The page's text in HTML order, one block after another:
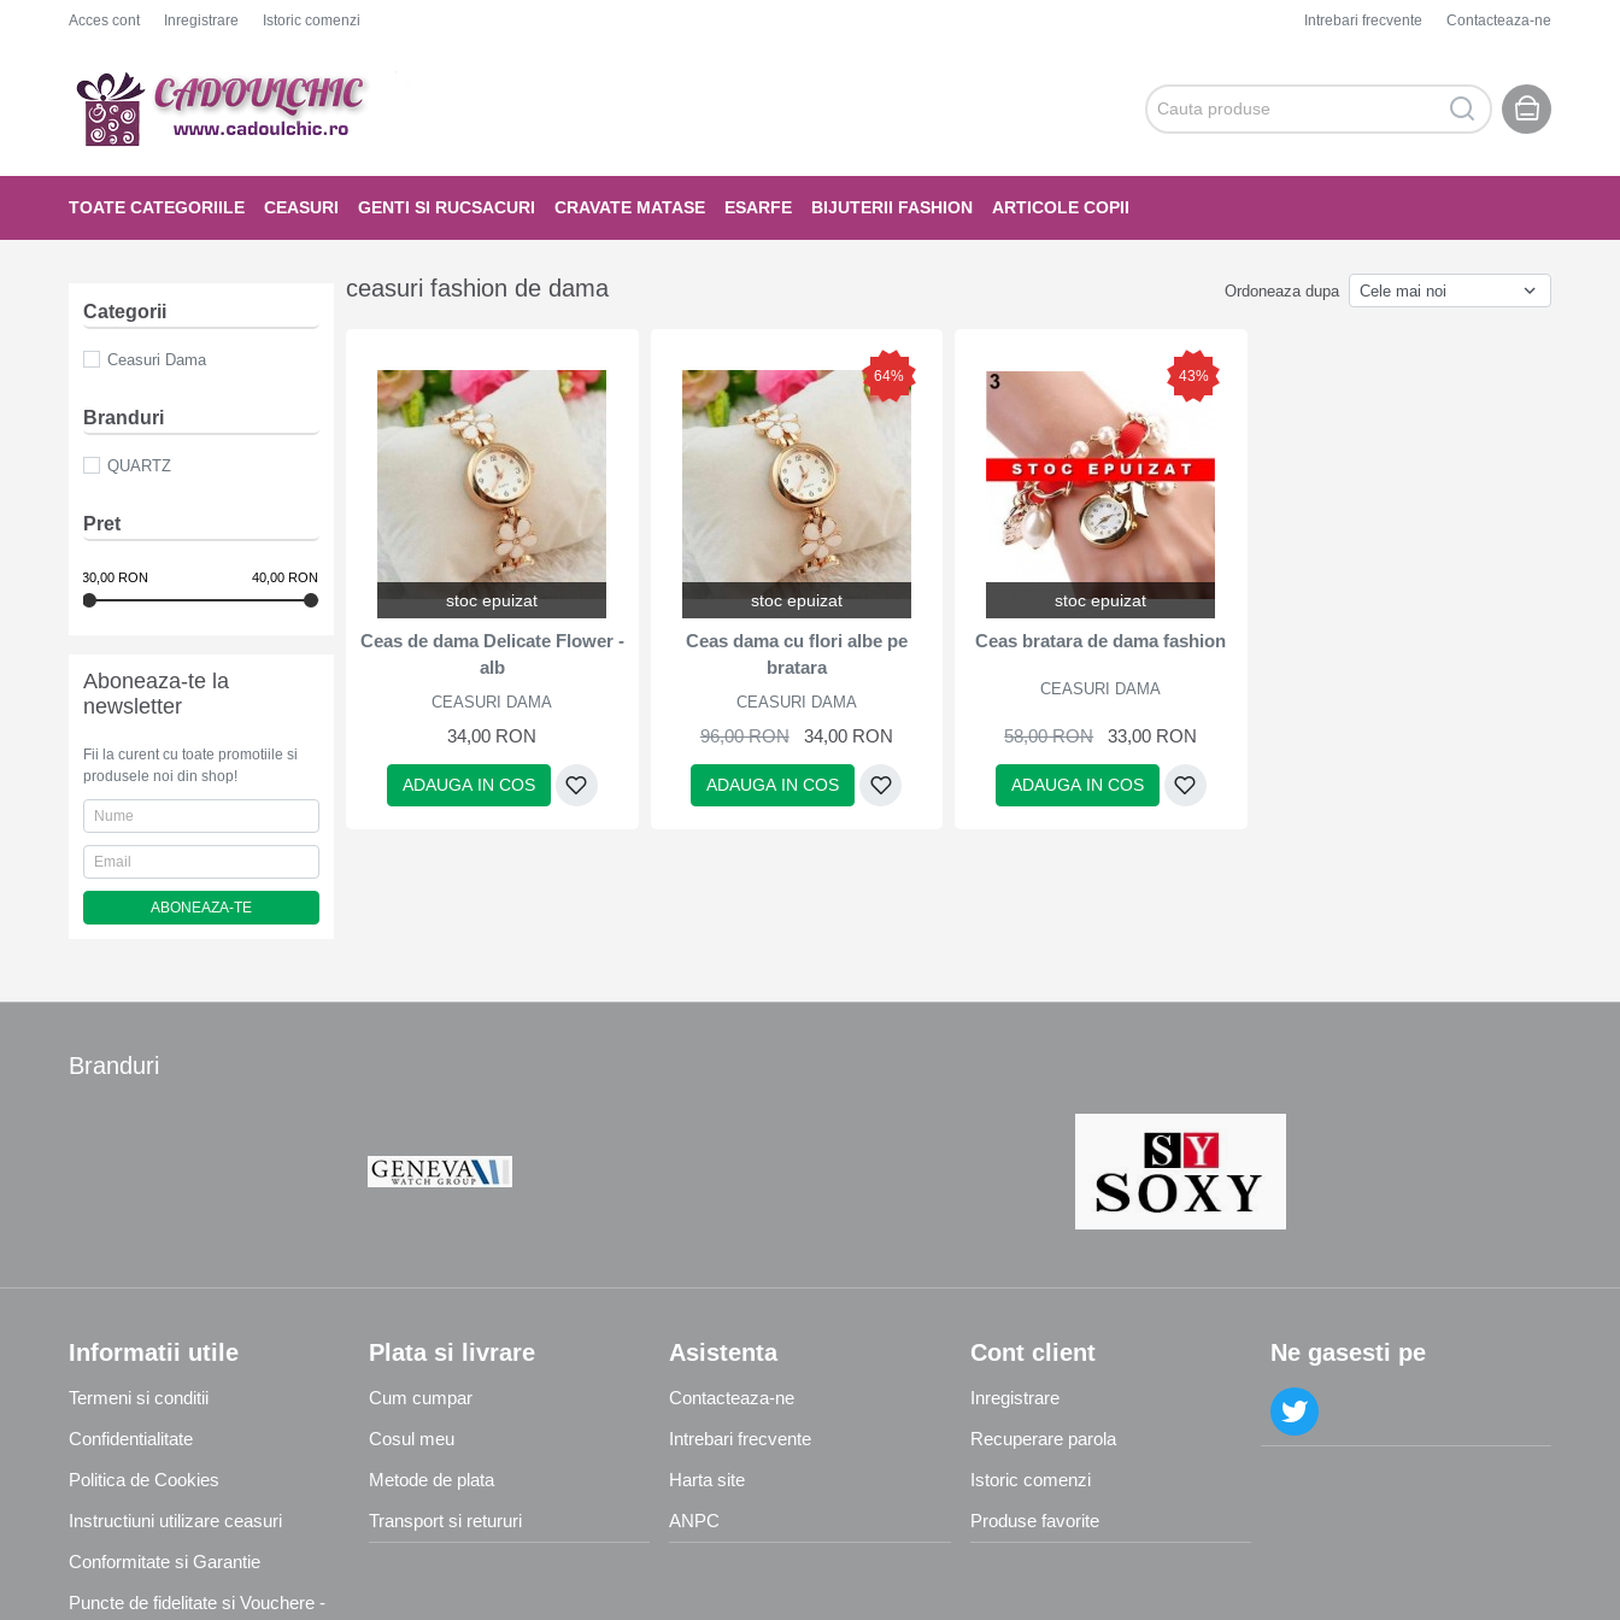
Acces cont Inregistrare Istoric comenzi Intrebari frecvente Contacteaza-ne
TOATE CATEGORIILE CEASURI GENTI SI RUCSACURI CRAVATE MATASE ESARFE BIJUTERII FASHION ARTICOLE COPII
Categorii
Ceasuri Dama
Branduri
QUARTZ
Pret
30,00 RON 40,00 RON
Aboneaza-te la
newsletter
Fii la curent cu toate promotiile si
produsele noi din shop!
ABONEAZA-TE
ceasuri fashion de dama Ordoneaza dupa
stoc epuizat
Ceas de dama Delicate Flower -
alb
CEASURI DAMA
34,00 RON
ADAUGA IN COS
stoc epuizat
64%
Ceas dama cu flori albe pe
bratara
CEASURI DAMA
96,00 RON 34,00 RON
ADAUGA IN COS
stoc epuizat
43%
Ceas bratara de dama fashion
CEASURI DAMA
58,00 RON 33,00 RON
ADAUGA IN COS
Branduri
Informatii utile
Termeni si conditii
Confidentialitate
Politica de Cookies
Instructiuni utilizare ceasuri
Conformitate si Garantie
Puncte de fidelitate si Vouchere -
Plata si livrare
Cum cumpar
Cosul meu
Metode de plata
Transport si retururi
Asistenta
Contacteaza-ne
Intrebari frecvente
Harta site
ANPC
Cont client
Inregistrare
Recuperare parola
Istoric comenzi
Produse favorite
Ne gasesti pe